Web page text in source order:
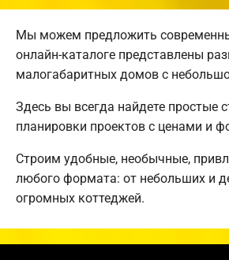
Мы можем предложить
онлайн-каталоге представлены
малогабаритных домов с
Здесь вы всегда найдете простые
планировки проектов с ценами и
Строим удобные, необычные,
любого формата: от небольших и
огромных коттеджей.